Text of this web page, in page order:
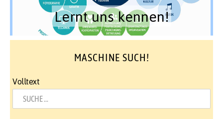
Lernt uns kennen!
MASCHINE SUCH!
Volltext